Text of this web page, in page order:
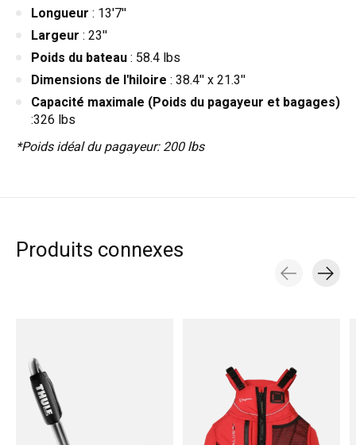
Longueur : 13'7''
Largeur : 23''
Poids du bateau: 58.4 lbs
Dimensions de l'hiloire : 38.4'' x 21.3''
Capacité maximale (Poids du pagayeur et bagages)
:326 lbs
*Poids idéal du pagayeur: 200 lbs
Produits connexes